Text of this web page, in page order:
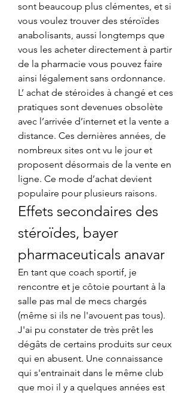
sont beaucoup plus clémentes, et si
vous voulez trouver des stéroïdes
anabolisants, aussi longtemps que
vous les acheter directement à partir
de la pharmacie vous pouvez faire
ainsi légalement sans ordonnance.
L’ achat de stéroides à changé et ces
pratiques sont devenues obsolète
avec l’arrivée d’internet et la vente a
distance. Ces dernières années, de
nombreux sites ont vu le jour et
proposent désormais de la vente en
ligne. Ce mode d’achat devient
populaire pour plusieurs raisons.
Effets secondaires des
stéroïdes, bayer
pharmaceuticals anavar
En tant que coach sportif, je
rencontre et je côtoie pourtant à la
salle pas mal de mecs chargés
(même si ils ne l'avouent pas tous).
J'ai pu constater de très prêt les
dégâts de certains produits sur ceux
qui en abusent. Une connaissance
qui s'entrainait dans le même club
que moi il y a quelques années est